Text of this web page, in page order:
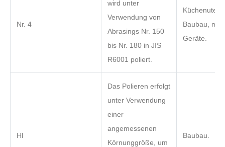
Nr. 4
wird unter
Verwendung von
Abrasings Nr. 150
bis Nr. 180 in JIS
R6001 poliert.
Baubau,
Geräte.
Hl
Das Polieren erfolgt
unter Verwendung
einer
angemessenen
Körnunggröße, um
Baubau.